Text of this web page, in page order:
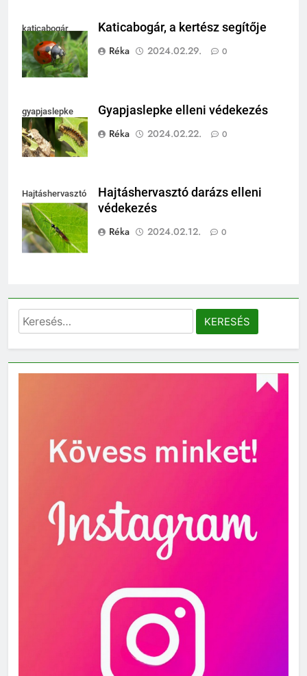
katicabogár
Katicabogár, a kertész segítője
Réka
2024.02.29. 0
gyapjaslepke
Gyapjaslepke elleni védekezés
Réka
2024.02.22. 0
Hajtáshervasztó
darázs
Hajtáshervasztó darázs elleni
védekezés
Réka
2024.02.12. 0
Keresés: